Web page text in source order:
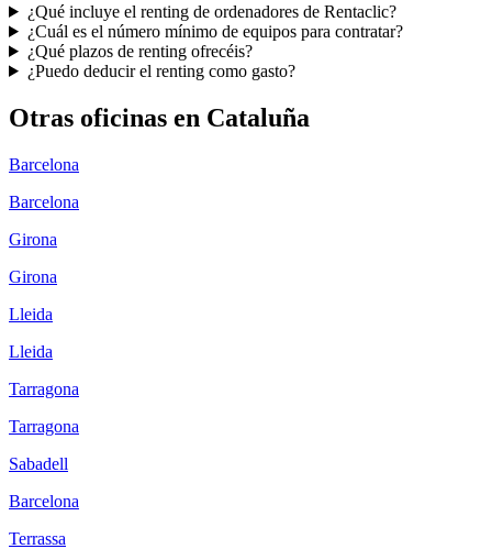
¿Qué incluye el renting de ordenadores de Rentaclic?
¿Cuál es el número mínimo de equipos para contratar?
¿Qué plazos de renting ofrecéis?
¿Puedo deducir el renting como gasto?
Otras oficinas en Cataluña
Barcelona
Barcelona
Girona
Girona
Lleida
Lleida
Tarragona
Tarragona
Sabadell
Barcelona
Terrassa